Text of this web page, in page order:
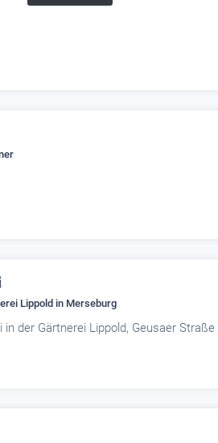
Lippold in Merseburg
der Gärtnerei Lippold, Geusaer